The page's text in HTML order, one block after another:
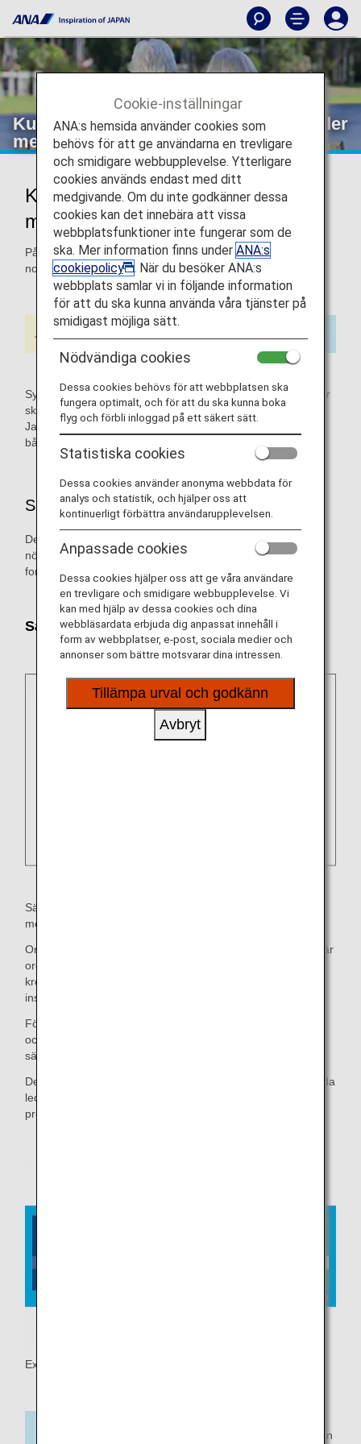
Kunder med inopererad pacemaker eller
metallimplantat
Kunder med pacemakers eller
metallimplantat
På denna sida finns information om de saker som ska
noteras vid ombordstigning.
Symbolerna Inrikesflyg i Japan eller Internationella flyg visar
skillnader i service för inrikesflyg och internationella flyg i
Japan. Innehåll som inte är markerat med en symbol gäller
både för inrikes- och internationella flyg i Japan.
Saker att tänka på
Det finns inga problem med ombordstigning och det är inte
nödvändigt att meddela oss i förväg eller skicka in ett
formulär för medicinsk information (MEDIF).
Säkerhetskontroller
Säkerhetskontroller på flygplatser kan reagera på
metalldetektorer.
Om du har pacemaker, ICD eller ryggmärgsstimulator och är
orolig för enhetens känslighet, kan vi göra en
kroppsvisitering istället för den sedvanliga
inspektionsmetoden med en portalmetalldetektor.
Förklara kundens situation verbalt för säkerhetspersonalen
och visa bärbar dator och certifikat innan
säkerhetsinspektionen genomförs.
Dessutom kan kunder som har metallfästen som konstgjorda
leder i kroppen lösa ut metalldetektorn, men det finns inga
problem ombord. Meddela säkerhetspersonalen i förväg.
Exempel på bärbar dator
flygplats utanför Japan
Cookie-inställningar
ANA:s hemsida använder cookies som
behövs för att ge användarna en trevligare
och smidigare webbupplevelse. Ytterligare
cookies används endast med ditt
medgivande. Om du inte godkänner dessa
cookies kan det innebära att vissa
webbplatsfunktioner inte fungerar som de
ska. Mer information finns under ANA:s
cookiepolicy
. När du besöker ANA:s
webbplats samlar vi in följande information
för att du ska kunna använda våra tjänster på
smidigast möjliga sätt.
Nödvändiga cookies
Dessa cookies behövs för att webbplatsen ska
fungera optimalt, och för att du ska kunna boka
flyg och förbli inloggad på ett säkert sätt.
Statistiska cookies
Dessa cookies använder anonyma webbdata för
analys och statistik, och hjälper oss att
kontinuerligt förbättra användarupplevelsen.
Anpassade cookies
Dessa cookies hjälper oss att ge våra användare
en trevligare och smidigare webbupplevelse. Vi
kan med hjälp av dessa cookies och dina
webbläsardata erbjuda dig anpassat innehåll i
form av webbplatser, e-post, sociala medier och
annonser som bättre motsvarar dina intressen.
Tillämpa urval och godkänn
Avbryt